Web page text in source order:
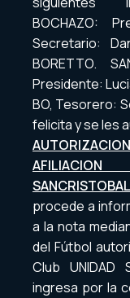
BOCHAZO:
Secretario:
BORETTO.
Presidente:
BO, Tesorero:
felicita y se les
procede a
a la nota
del Fútbol
Club UNIDAD
ingresa por la